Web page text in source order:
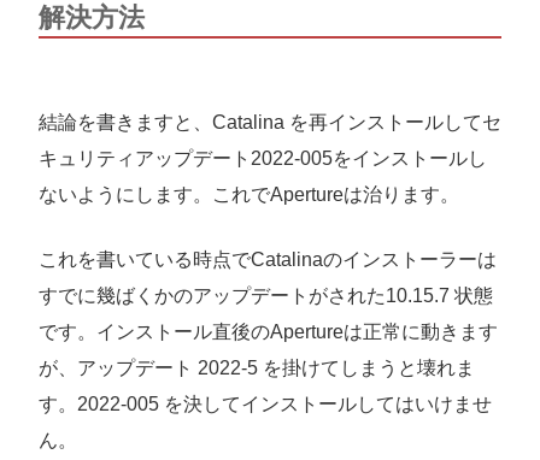
解決方法
結論を書きますと、Catalina を再インストールしてセ
キュリティアップデート2022-005をインストールし
ないようにします。これでApertureは治ります。
これを書いている時点でCatalinaのインストーラーは
すでに幾ばくかのアップデートがされた10.15.7 状態
です。インストール直後のApertureは正常に動きます
が、アップデート 2022-5 を掛けてしまうと壊れま
す。2022-005 を決してインストールしてはいけませ
ん。